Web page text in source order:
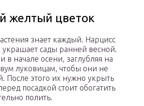
желтый цветок
знает каждый. Нарцисс
сады ранней весной.
в начале осени, заглубляя на
луковицам, чтобы они не
После этого их нужно укрыть
посадкой стоит обогатить
полить.